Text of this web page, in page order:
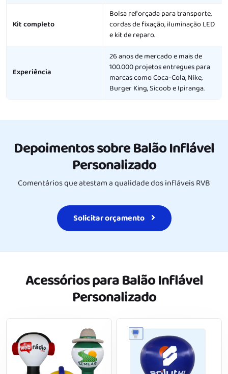
Kit completo
Bolsa reforçada para transporte,
cordas de fixação, iluminação LED
e kit de reparo.
Experiência
26 anos de mercado e mais de
100.000 projetos entregues para
marcas como Coca-Cola, Nike,
Burger King, Sicoob e Ipiranga.
Depoimentos sobre Balão Inflável
Personalizado
Comentários que atestam a qualidade dos infláveis RVB
Solicitar orçamento
Acessórios para Balão Inflável
Personalizado